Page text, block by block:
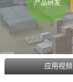
产品研发
应用视频